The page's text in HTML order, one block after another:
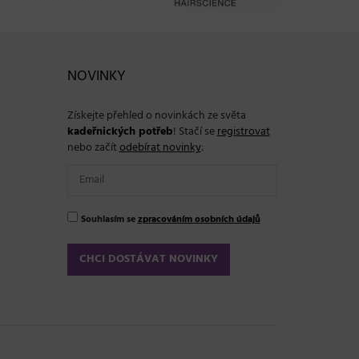
NOVINKY
Získejte přehled o novinkách ze světa
kadeřnických potřeb! Stačí seregistrovat
nebo začítodebírat novinky:
Souhlasím sezpracováním osobních údajů